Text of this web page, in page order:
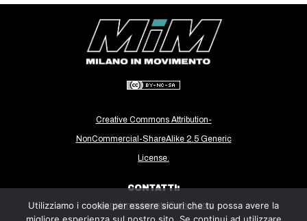
Creative Commons Attribution-
NonCommercial-ShareAlike 2.5 Generic
License.
CONTATTI:
milanoinmovimento@gmail.com
Utilizziamo i cookie per essere sicuri che tu possa avere la